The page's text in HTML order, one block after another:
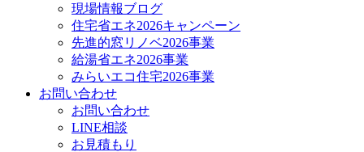
現場情報ブログ
住宅省エネ2026キャンペーン
先進的窓リノベ2026事業
給湯省エネ2026事業
みらいエコ住宅2026事業
お問い合わせ
お問い合わせ
LINE相談
お見積もり